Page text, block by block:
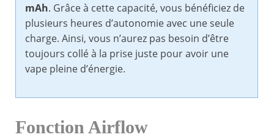
mAh. Grâce à cette capacité, vous bénéficiez de
plusieurs heures d’autonomie avec une seule
charge. Ainsi, vous n’aurez pas besoin d’être
toujours collé à la prise juste pour avoir une
vape pleine d’énergie.
Fonction Airflow